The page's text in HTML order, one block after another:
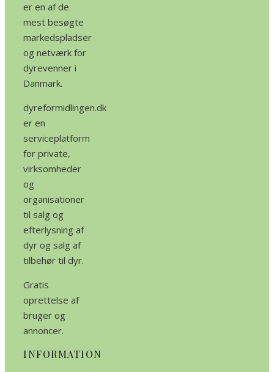
er en af de
mest besøgte
markedspladser
og netværk for
dyrevenner i
Danmark.
dyreformidlingen.dk
er en
serviceplatform
for private,
virksomheder
og
organisationer
til salg og
efterlysning af
dyr og salg af
tilbehør til dyr.
Gratis
oprettelse af
bruger og
annoncer.
INFORMATION